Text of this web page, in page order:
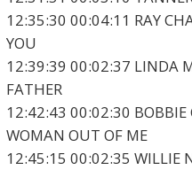
12:35:30 00:04:11 RAY
YOU
12:39:39 00:02:37 LINDA
FATHER
12:42:43 00:02:30 BOBBIE
WOMAN OUT OF ME
12:45:15 00:02:35 WILLIE